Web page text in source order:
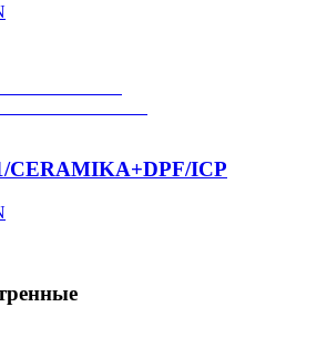
CERAMIKA+DPF/ICP